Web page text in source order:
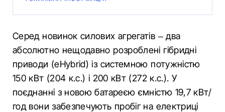
Серед новинок силових агрегатів – два
абсолютно нещодавно розроблені гібридні
приводи (eHybrid) із системною потужністю
150 кВт (204 к.с.) і 200 кВт (272 к.с.). У
поєднанні з новою батареєю ємністю 19,7 кВт/
год вони забезпечують пробіг на електриці